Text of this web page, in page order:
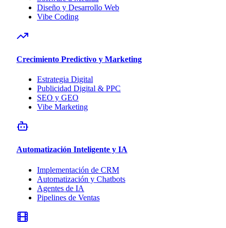
Diseño y Desarrollo Web
Vibe Coding
Crecimiento Predictivo y Marketing
Estrategia Digital
Publicidad Digital & PPC
SEO y GEO
Vibe Marketing
Automatización Inteligente y IA
Implementación de CRM
Automatización y Chatbots
Agentes de IA
Pipelines de Ventas